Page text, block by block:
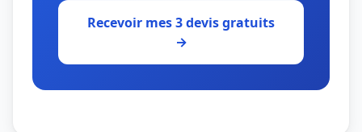
Recevoir mes 3 devis gratuits
→